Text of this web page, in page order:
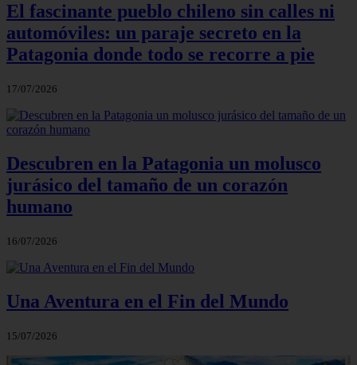
El fascinante pueblo chileno sin calles ni
automóviles: un paraje secreto en la
Patagonia donde todo se recorre a pie
17/07/2026
Descubren en la Patagonia un molusco
jurásico del tamaño de un corazón
humano
16/07/2026
Una Aventura en el Fin del Mundo
15/07/2026